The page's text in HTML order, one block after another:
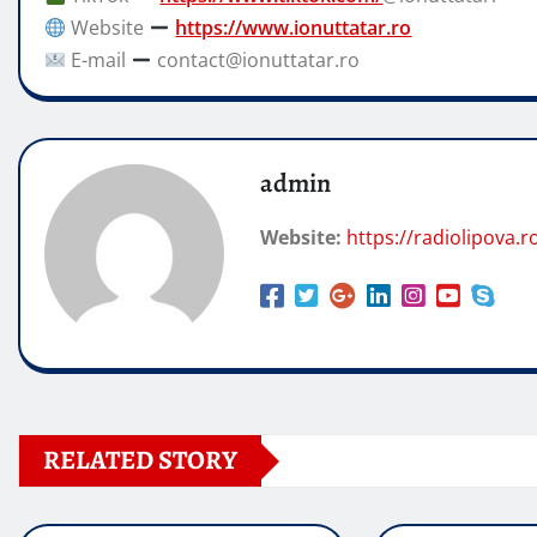
Website
https://www.ionuttatar.ro
E-mail
contact@ionuttatar.ro
admin
Website: https://
RELATED STORY